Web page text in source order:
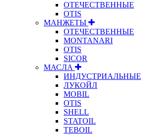
ОТЕЧЕСТВЕННЫЕ
OTIS
МАНЖЕТЫ
ОТЕЧЕСТВЕННЫЕ
MONTANARI
OTIS
SICOR
МАСЛА
ИНДУСТРИАЛЬНЫЕ
ЛУКОЙЛ
MOBIL
OTIS
SHELL
STATOIL
TEBOIL